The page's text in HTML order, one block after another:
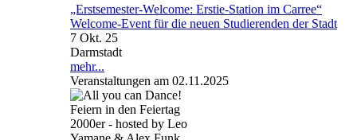
„Erstsemester-Welcome: Erstie-Station im Carree“
Welcome-Event für die neuen Studierenden der Stadt
7 Okt. 25
Darmstadt
mehr...
Veranstaltungen am 02.11.2025